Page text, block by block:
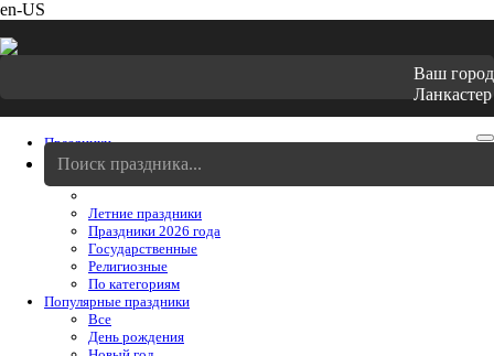
en-US
Ваш город
Ланкастер
Праздники
Cегодня
Праздники августя
Летние праздники
Праздники 2026 года
Государственные
Религиозные
По категориям
Популярные праздники
Все
День рождения